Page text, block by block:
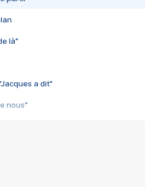
là"
a dit"
nous"